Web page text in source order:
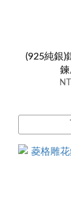
(925純銀)